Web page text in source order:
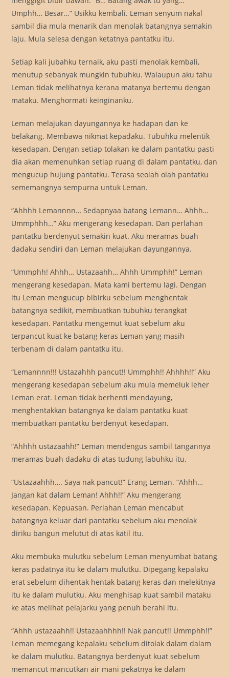
Umphh… Besar…” Usikku kembali. Leman senyum nakal
sambil dia mula menarik dan menolak batangnya semakin
laju. Mula selesa dengan ketatnya pantatku itu.
Setiap kali jubahku ternaik, aku pasti menolak kembali,
menutup sebanyak mungkin tubuhku. Walaupun aku tahu
Leman tidak melihatnya kerana matanya bertemu dengan
mataku. Menghormati keinginanku.
Leman melajukan dayungannya ke hadapan dan ke
belakang. Membawa nikmat kepadaku. Tubuhku melentik
kesedapan. Dengan setiap tolakan ke dalam pantatku pasti
dia akan memenuhkan setiap ruang di dalam pantatku, dan
mengucup hujung pantatku. Terasa seolah olah pantatku
sememangnya sempurna untuk Leman.
“Ahhhh Lemannnn… Sedapnyaa batang Lemann… Ahhh…
Ummphhh…” Aku mengerang kesedapan. Dan perlahan
pantatku berdenyut semakin kuat. Aku meramas buah
dadaku sendiri dan Leman melajukan dayungannya.
“Ummphh! Ahhh… Ustazaahh… Ahhh Ummphh!” Leman
mengerang kesedapan. Mata kami bertemu lagi. Dengan
itu Leman mengucup bibirku sebelum menghentak
batangnya sedikit, membuatkan tubuhku terangkat
kesedapan. Pantatku mengemut kuat sebelum aku
terpancut kuat ke batang keras Leman yang masih
terbenam di dalam pantatku itu.
“Lemannnn!!! Ustazahhh pancut!! Ummphh!! Ahhhh!!” Aku
mengerang kesedapan sebelum aku mula memeluk leher
Leman erat. Leman tidak berhenti mendayung,
menghentakkan batangnya ke dalam pantatku kuat
membuatkan pantatku berdenyut kesedapan.
“Ahhhh ustazaahh!” Leman mendengus sambil tangannya
meramas buah dadaku di atas tudung labuhku itu.
“Ustazaahhh…. Saya nak pancut!” Erang Leman. “Ahhh…
Jangan kat dalam Leman! Ahhh!!” Aku mengerang
kesedapan. Kepuasan. Perlahan Leman mencabut
batangnya keluar dari pantatku sebelum aku menolak
diriku bangun melutut di atas katil itu.
Aku membuka mulutku sebelum Leman menyumbat batang
keras padatnya itu ke dalam mulutku. Dipegang kepalaku
erat sebelum dihentak hentak batang keras dan melekitnya
itu ke dalam mulutku. Aku menghisap kuat sambil mataku
ke atas melihat pelajarku yang penuh berahi itu.
“Ahhh ustazaahh!! Ustazaahhhh!! Nak pancut!! Ummphh!!”
Leman memegang kepalaku sebelum ditolak dalam dalam
ke dalam mulutku. Batangnya berdenyut kuat sebelum
memancut mancutkan air mani pekatnya ke dalam